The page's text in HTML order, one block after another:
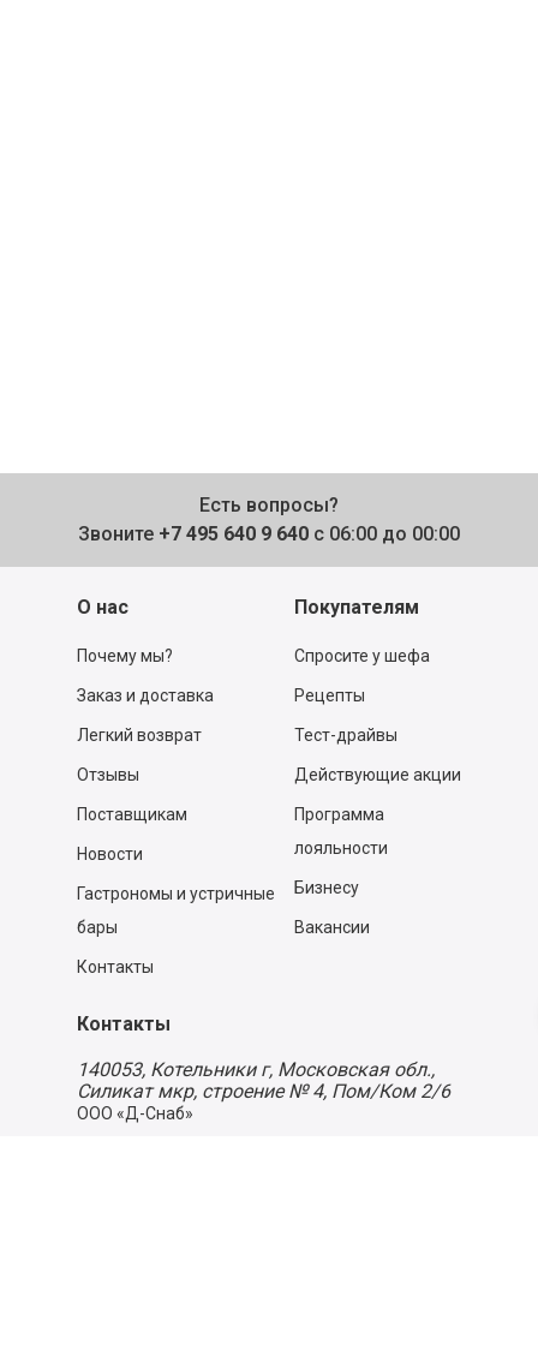
Есть вопросы?
Звоните +7 495 640 9 640 с 06:00 до 00:00
О нас
Почему мы?
Заказ и доставка
Легкий возврат
Отзывы
Поставщикам
Новости
Гастрономы и устричные
бары
Контакты
Покупателям
Спросите у шефа
Рецепты
Тест-драйвы
Действующие акции
Программа
лояльности
Бизнесу
Вакансии
Контакты
140053, Котельники г, Московская обл.,
Силикат мкр, строение № 4, Пом/Ком 2/6
ООО «Д-Снаб»